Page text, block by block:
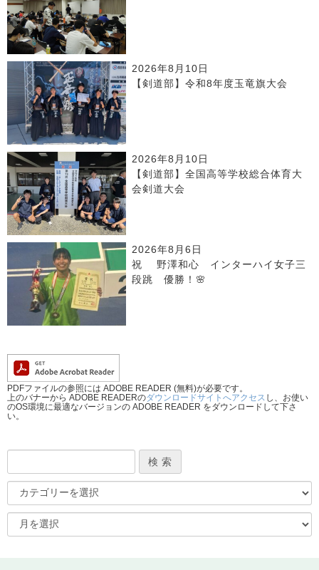
2026年8月10日
【剣道部】令和8年度玉竜旗大会
2026年8月10日
【剣道部】全国高等学校総合体育大
会剣道大会
2026年8月6日
祝 野澤和心 インターハイ女子三
段跳 優勝！🌸
PDFファイルの参照には ADOBE READER (無料)が必要です。
上のバナーから ADOBE READERのダウンロードサイトへアクセス し、お使い
のOS環境に最適なバージョンの ADOBE READER をダウンロードして下さ
い。